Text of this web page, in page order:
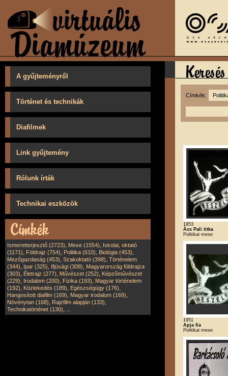
A gyűjteményről
Történet és technikák
Diafilmek
Link gyűjtemény
Rólunk írták
Technikai eszközök
Ismeretterjesztő (2723), Mese (1554), Iskolai, oktató
(1171), Földrajz (754), Politika (610), Biológia (453),
Mezőgazdaság (453), Szakoktató (398), Történelem
(344), Ipar (325), Ifjúsági (308), Magyarország földrajza
(303), Életrajz (277), Művészet (252), Képzőművészet
(229), Irodalom (200), Fizika (193), Magyar történelem
(192), Közlekedés (189), Egészségügy (176),
Hangosított diafilm (169), Magyar irodalom (169),
Növénytan (168), Rajzfilm alapján (133),
Technikatörténet (130),
Címkék:
1953
Ács Pali titka
Politikai mese
1951
Apja fia
Politikai mese